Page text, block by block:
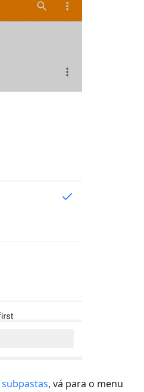
subpastas, vá para o menu